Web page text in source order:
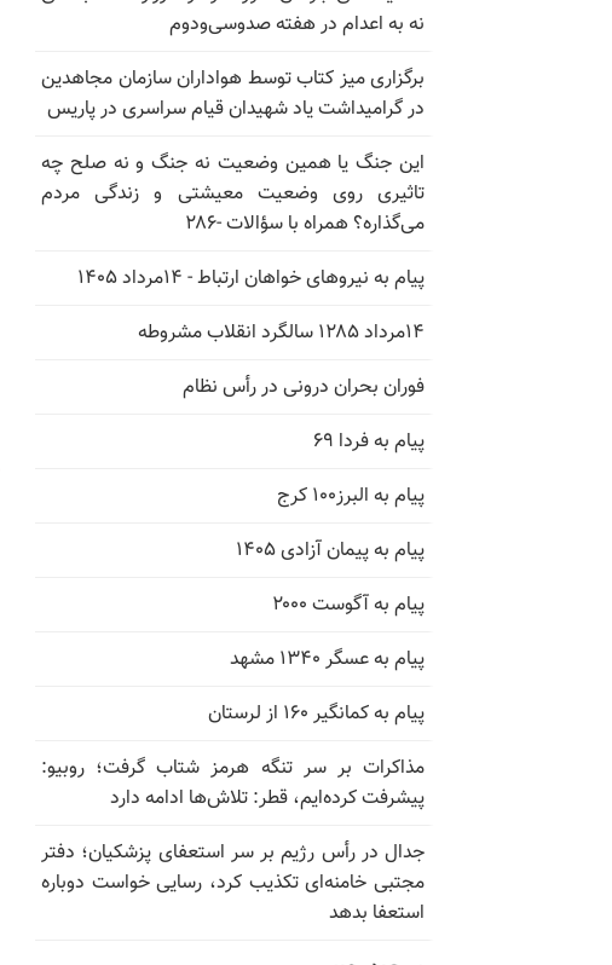
نه به اعدام در هفته صدوسی‌و‌دوم
برگزاری میز کتاب توسط هواداران سازمان مجاهدین
در گرامیداشت یاد شهیدان قیام سراسری در پاریس
این جنگ یا همین وضعیت نه جنگ و نه صلح چه
تاثیری روی وضعیت معیشتی و زندگی مردم
می‌گذاره؟ همراه با سؤالات -۲۸۶
پیام به نیروهای خواهان ارتباط - ۱۴مرداد ۱۴۰۵
۱۴مرداد ۱۲۸۵ سالگرد انقلاب مشروطه
فوران بحران درونی در رأس نظام
پیام به فردا ۶۹
پیام به البرز۱۰۰ کرج
پیام به پیمان آزادی ۱۴۰۵
پیام به آگوست ۲۰۰۰
پیام به عسگر ۱۳۴۰ مشهد
پیام به کمانگیر ۱۶۰ از لرستان
مذاکرات بر سر تنگه هرمز شتاب گرفت؛ روبیو:
پیشرفت کرده‌ایم، قطر: تلاش‌ها ادامه دارد
جدال در رأس رژیم بر سر استعفای پزشکیان؛ دفتر
مجتبی خامنه‌ای تکذیب کرد، رسایی خواست دوباره
استعفا بدهد